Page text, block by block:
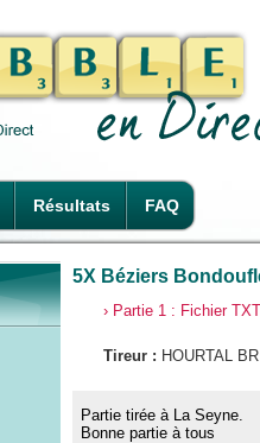
Résultats FAQ
5X Béziers
› Partie 1 : Fichier TXT
Tireur : HOURTAL
Partie tirée à La Seyne.
Bonne partie à tous